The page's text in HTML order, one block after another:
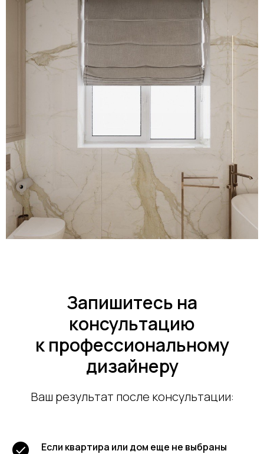
Запишитесь на
консультацию
к профессиональному
дизайнеру
Ваш результат после консультации:
Если квартира или дом еще не выбраны